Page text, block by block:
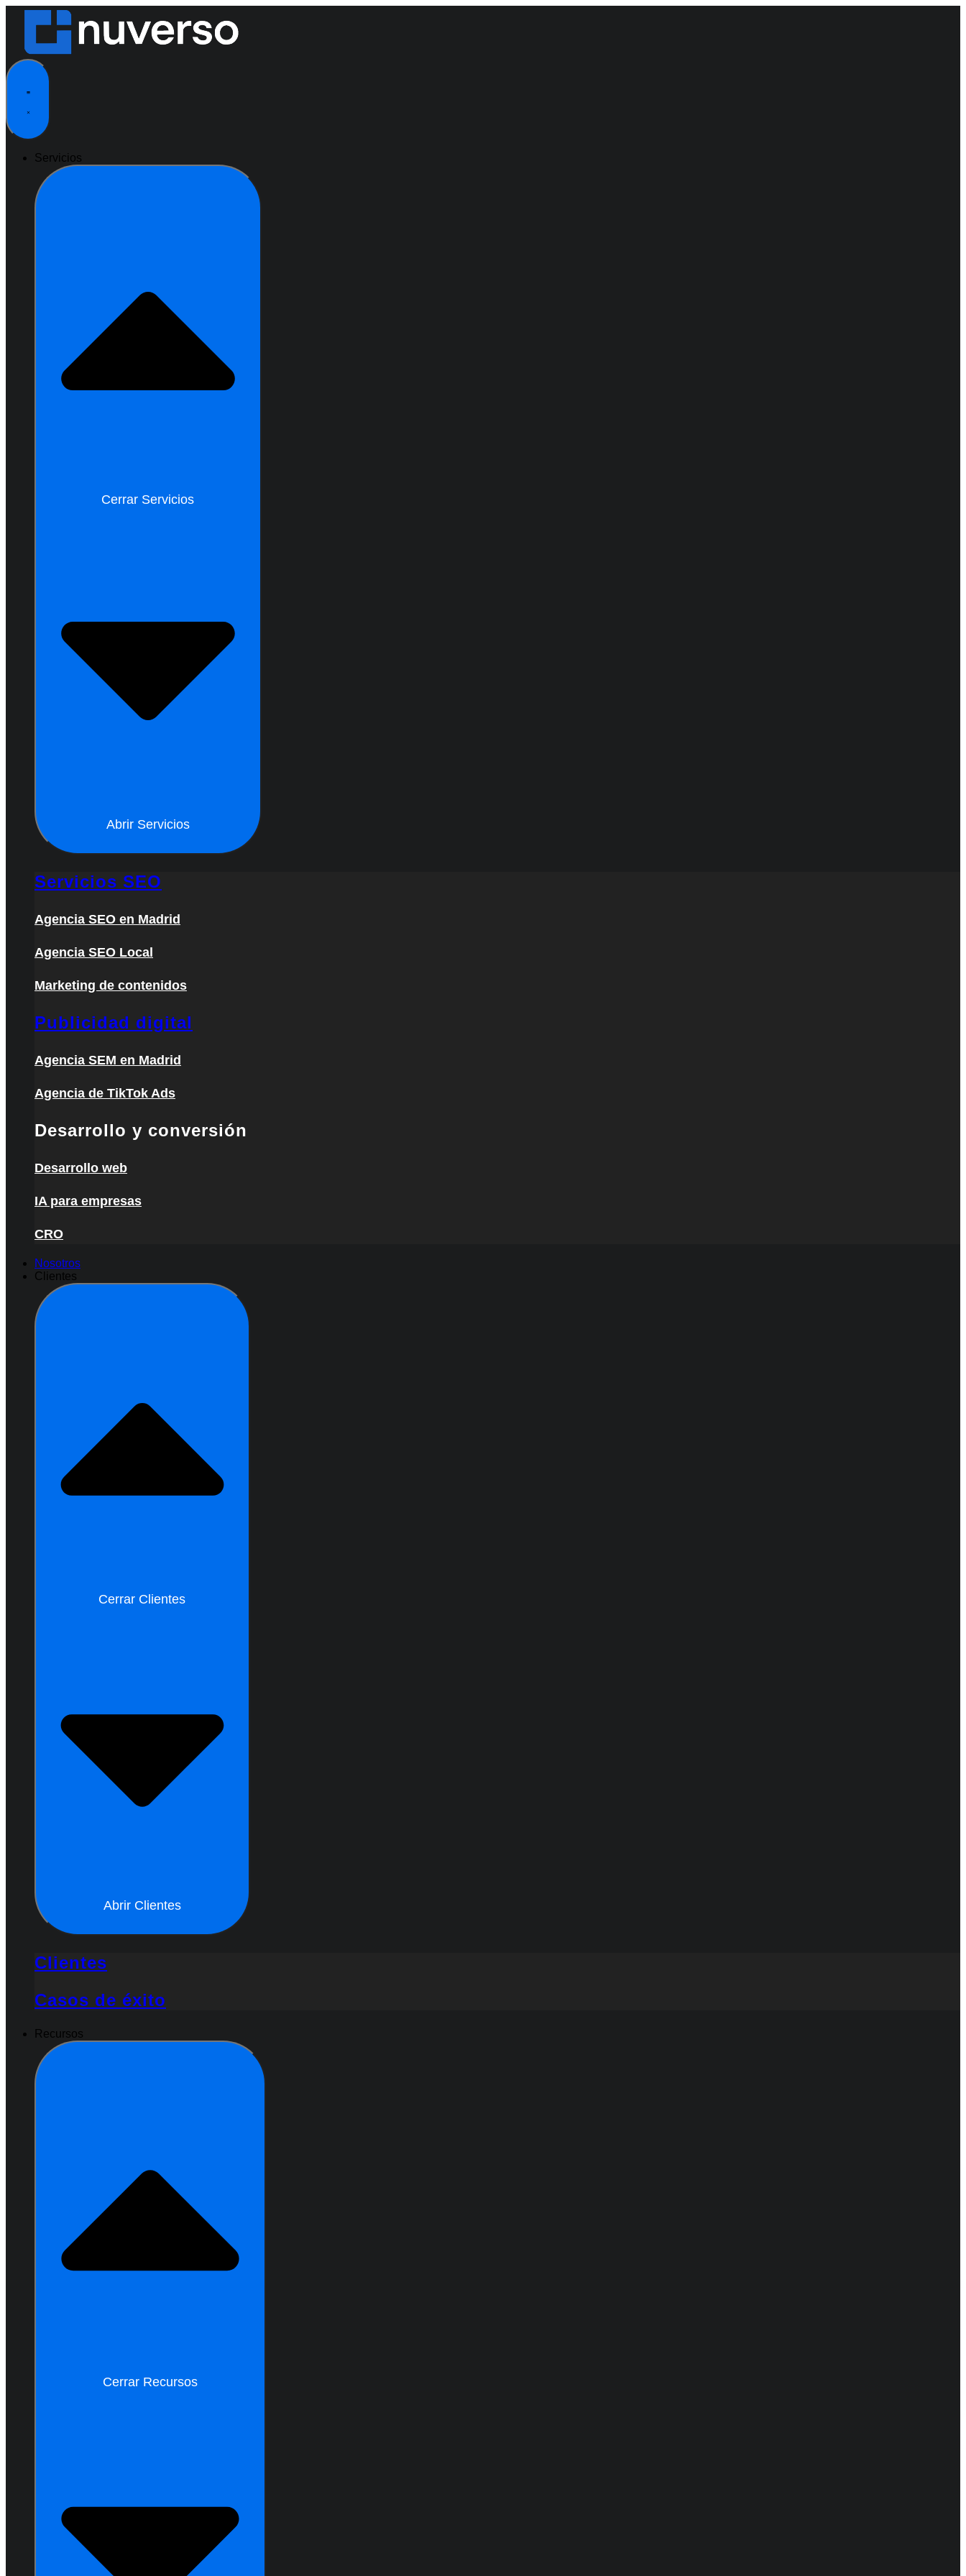
Servicios
Cerrar Servicios
Abrir Servicios
Servicios SEO
Agencia SEO en Madrid
Agencia SEO Local
Marketing de contenidos
Publicidad digital
Agencia SEM en Madrid
Agencia de TikTok Ads
Desarrollo y conversión
Desarrollo web
IA para empresas
CRO
Nosotros
Clientes
Cerrar Clientes
Abrir Clientes
Clientes
Casos de éxito
Recursos
Cerrar Recursos